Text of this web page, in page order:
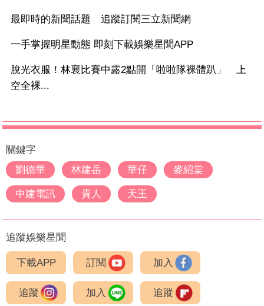
最即時的新聞話題 追蹤訂閱三立新聞網
一手掌握明星動態 即刻下載娛樂星聞APP
脫光衣服！林襄比賽中露2點開「啦啦隊裸體趴」 上
空全裸...
關鍵字
劉德華
林建岳 華仔 麥紹棠
中建電訊 貴人 天王
追蹤娛樂星聞
下載APP 訂閱 加入
追蹤 加入 追蹤